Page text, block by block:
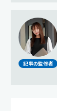
記事の監修者